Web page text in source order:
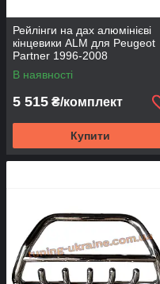
Рейлінги на дах алюмінієві
кінцевики ALM для Peugeot
Partner 1996-2008
В наявності
5 515 ₴/комплект
Купити